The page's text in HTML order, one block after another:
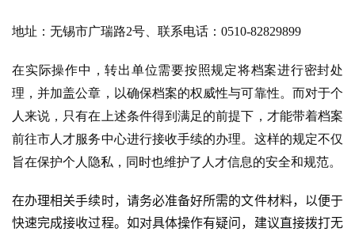
地址：无锡市广瑞路2号、 联系电话：0510-82829899
在实际操作中，转出单位需要按照规定将档案进行密封处
理，并加盖公章，以确保档案的权威性与可靠性。而对于个
人来说，只有在上述条件得到满足的前提下，才能带着档案
前往市人才服务中心进行接收手续的办理。这样的规定不仅
旨在保护个人隐私，同时也维护了人才信息的安全和规范。
在办理相关手续时，请务必准备好所需的文件材料，以便于
快速完成接收过程。如对具体操作有疑问，建议直接拨打无